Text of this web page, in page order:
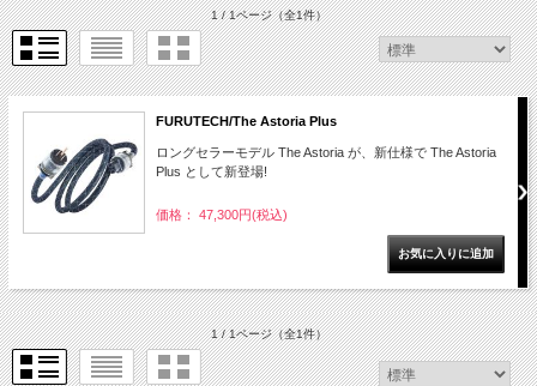
1 / 1ページ（全1件）
FURUTECH/The Astoria Plus
ロングセラーモデル The Astoria が、新仕様で The Astoria
Plus として新登場!
価格： 47,300円(税込)
1 / 1ページ（全1件）